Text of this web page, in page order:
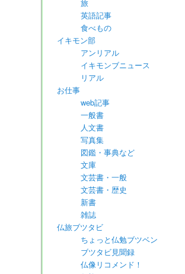
旅
英語記事
食べもの
イキモン部
アンリアル
イキモンブニュース
リアル
お仕事
web記事
一般書
人文書
写真集
図鑑・事典など
文庫
文芸書・一般
文芸書・歴史
新書
雑誌
仏旅ブツタビ
ちょっと仏勉ブツベン
ブツタビ見聞録
仏像リコメンド！